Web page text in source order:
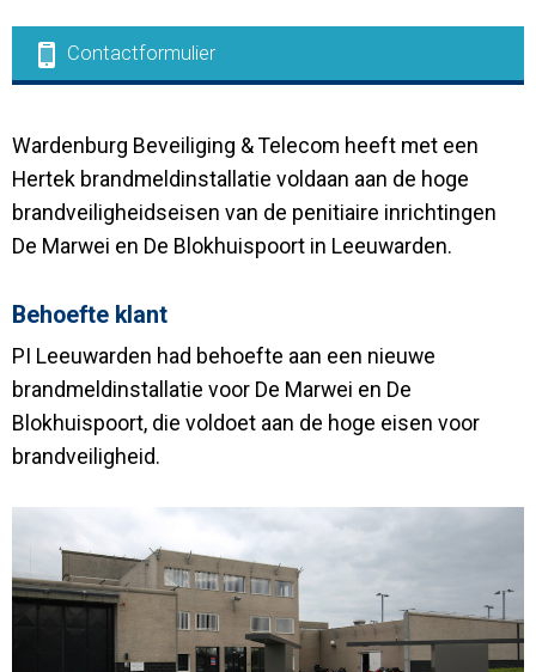
Contactformulier
Wardenburg Beveiliging & Telecom heeft met een
Hertek brandmeldinstallatie voldaan aan de hoge
brandveiligheidseisen van de penitiaire inrichtingen
De Marwei en De Blokhuispoort in Leeuwarden.
Behoefte klant
PI Leeuwarden had behoefte aan een nieuwe
brandmeldinstallatie voor De Marwei en De
Blokhuispoort, die voldoet aan de hoge eisen voor
brandveiligheid.